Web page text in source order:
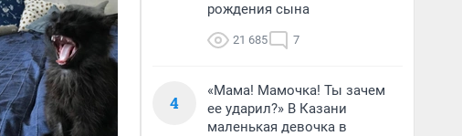
рождения сына
21 685 7
4
«Мама! Мамочка! Ты зачем
ее ударил?» В Казани
маленькая девочка в